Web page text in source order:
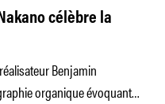
célèbre la
Benjamin
organique évoquant